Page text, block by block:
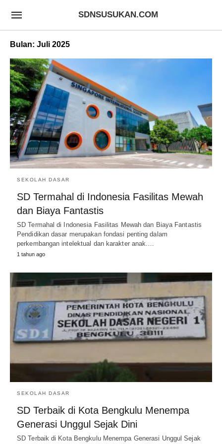
SDNSUSUKAN.COM
Bulan: Juli 2025
SEKOLAH DASAR
SD Termahal di Indonesia Fasilitas Mewah
dan Biaya Fantastis
SD Termahal di Indonesia Fasilitas Mewah dan Biaya Fantastis
Pendidikan dasar merupakan fondasi penting dalam
perkembangan intelektual dan karakter anak.…
1 tahun ago
SEKOLAH DASAR
SD Terbaik di Kota Bengkulu Menempa
Generasi Unggul Sejak Dini
SD Terbaik di Kota Bengkulu Menempa Generasi Unggul Sejak